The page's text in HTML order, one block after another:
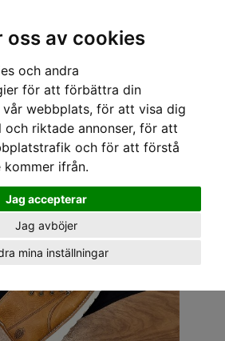
oss av cookies
och andra
för att förbättra din
webbplats, för att visa dig
och riktade annonser, för att
och för att förstå
ifrån.
Jag accepterar
Jag avböjer
mina inställningar
MIKE CREWNECK - MALTESER KORS HOT ROD SVART